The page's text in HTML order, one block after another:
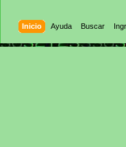
Inicio Ayuda Buscar